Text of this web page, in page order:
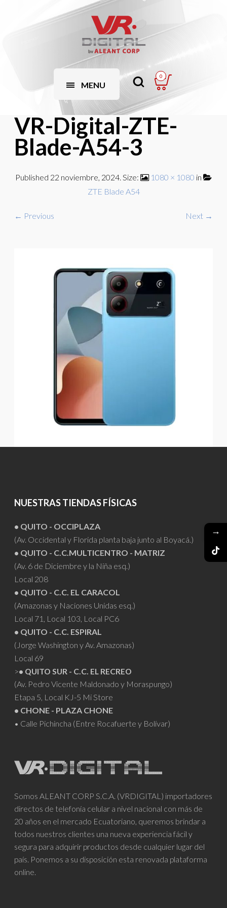
MENU
0
VR-Digital-ZTE-
Blade-A54-3
Published 22 noviembre, 2024. Size: 1080 × 1080 in
ZTE Blade A54
← Previous Next →
NUESTRAS TIENDAS FÍSICAS
• QUITO - OCCIPLAZA
(Av. Occidental y Florida planta baja junto al Boyacá.)
• QUITO - C.C.MULTICENTRO - MATRIZ
(Av. 6 de Diciembre y la Niña esq.)
Local 208
• QUITO - C.C. EL CARACOL
(Amazonas y Naciones Unidas esq.)
Local 71, Local 103, Local PC6
• QUITO - C.C. ESPIRAL
(Jorge Washington y Av. Amazonas)
Local 69
>• QUITO SUR - C.C. EL RECREO
(Av. Pedro Vicente Maldonado y Moraspungo)
Etapa 5, Local KJ-5 Mi Store
• CHONE - PLAZA CHONE
• Calle Pichincha (Entre Rocafuerte y Bolívar)
Somos ALEANT CORP S.C.A. (VRDIGITAL) importadores
directos de telefonía celular a nivel nacional con más de
20 años en el mercado Ecuatoriano, queremos brindar a
todos nuestros clientes una nueva experiencia fácil y
segura para adquirir productos desde cualquier lugar del
país. Ponemos a su disposición esta renovada plataforma
online.
→